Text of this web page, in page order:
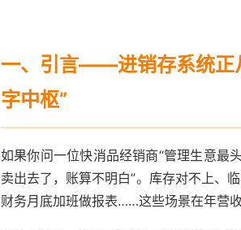
一、引言——进销存系统正
字中枢”
如果你问一位快消品经销商“管理生意最
卖出去了，账算不明白”。库存对不上、
财务月底加班做报表……这些场景在年营